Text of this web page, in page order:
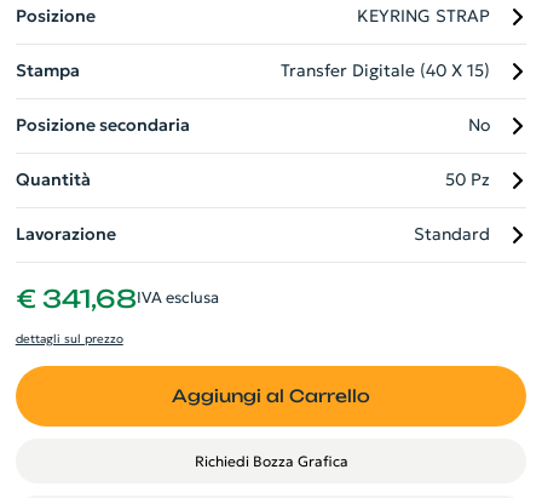
azienda.
Posizione KEYRING STRAP
Stampa Transfer Digitale (40 X 15)
Posizione secondaria No
Quantità 50 Pz
Lavorazione Standard
€ 341,68IVA esclusa
dettagli sul prezzo
Aggiungi al Carrello
Richiedi Bozza Grafica